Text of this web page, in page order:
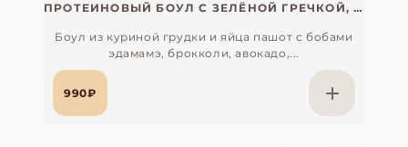
ПРОТЕИНОВЫЙ БОУЛ С ЗЕЛЁНОЙ ГРЕЧКОЙ, ЭДАМАМЭ И КУРИНОЙ ГРУДКОЙ
Боул из куриной грудки и яйца пашот с бобами
эдамамэ, брокколи, авокадо,...
990₽